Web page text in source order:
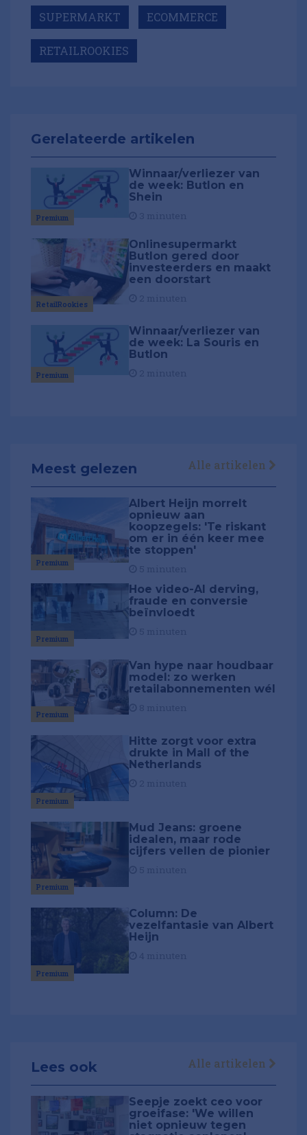
SUPERMARKT ECOMMERCE
RETAILROOKIES
Gerelateerde artikelen
Premium
Winnaar/verliezer van
de week: Butlon en
Shein
RetailRookies
Onlinesupermarkt
Butlon gered door
investeerders en maakt
een doorstart
Premium
Winnaar/verliezer van
de week: La Souris en
Butlon
Meest gelezen Alle artikelen
Premium
Albert Heijn morrelt
opnieuw aan
koopzegels: 'Te riskant
om er in één keer mee
te stoppen'
Premium
Hoe video-AI derving,
fraude en conversie
beïnvloedt
Premium
Van hype naar houdbaar
model: zo werken
retailabonnementen wél
Premium
Hitte zorgt voor extra
drukte in Mall of the
Netherlands
Premium
Mud Jeans: groene
idealen, maar rode
cijfers vellen de pionier
Premium
Column: De
vezelfantasie van Albert
Heijn
Lees ook Alle artikelen
Seepje zoekt ceo voor
groeifase: 'We willen
niet opnieuw tegen